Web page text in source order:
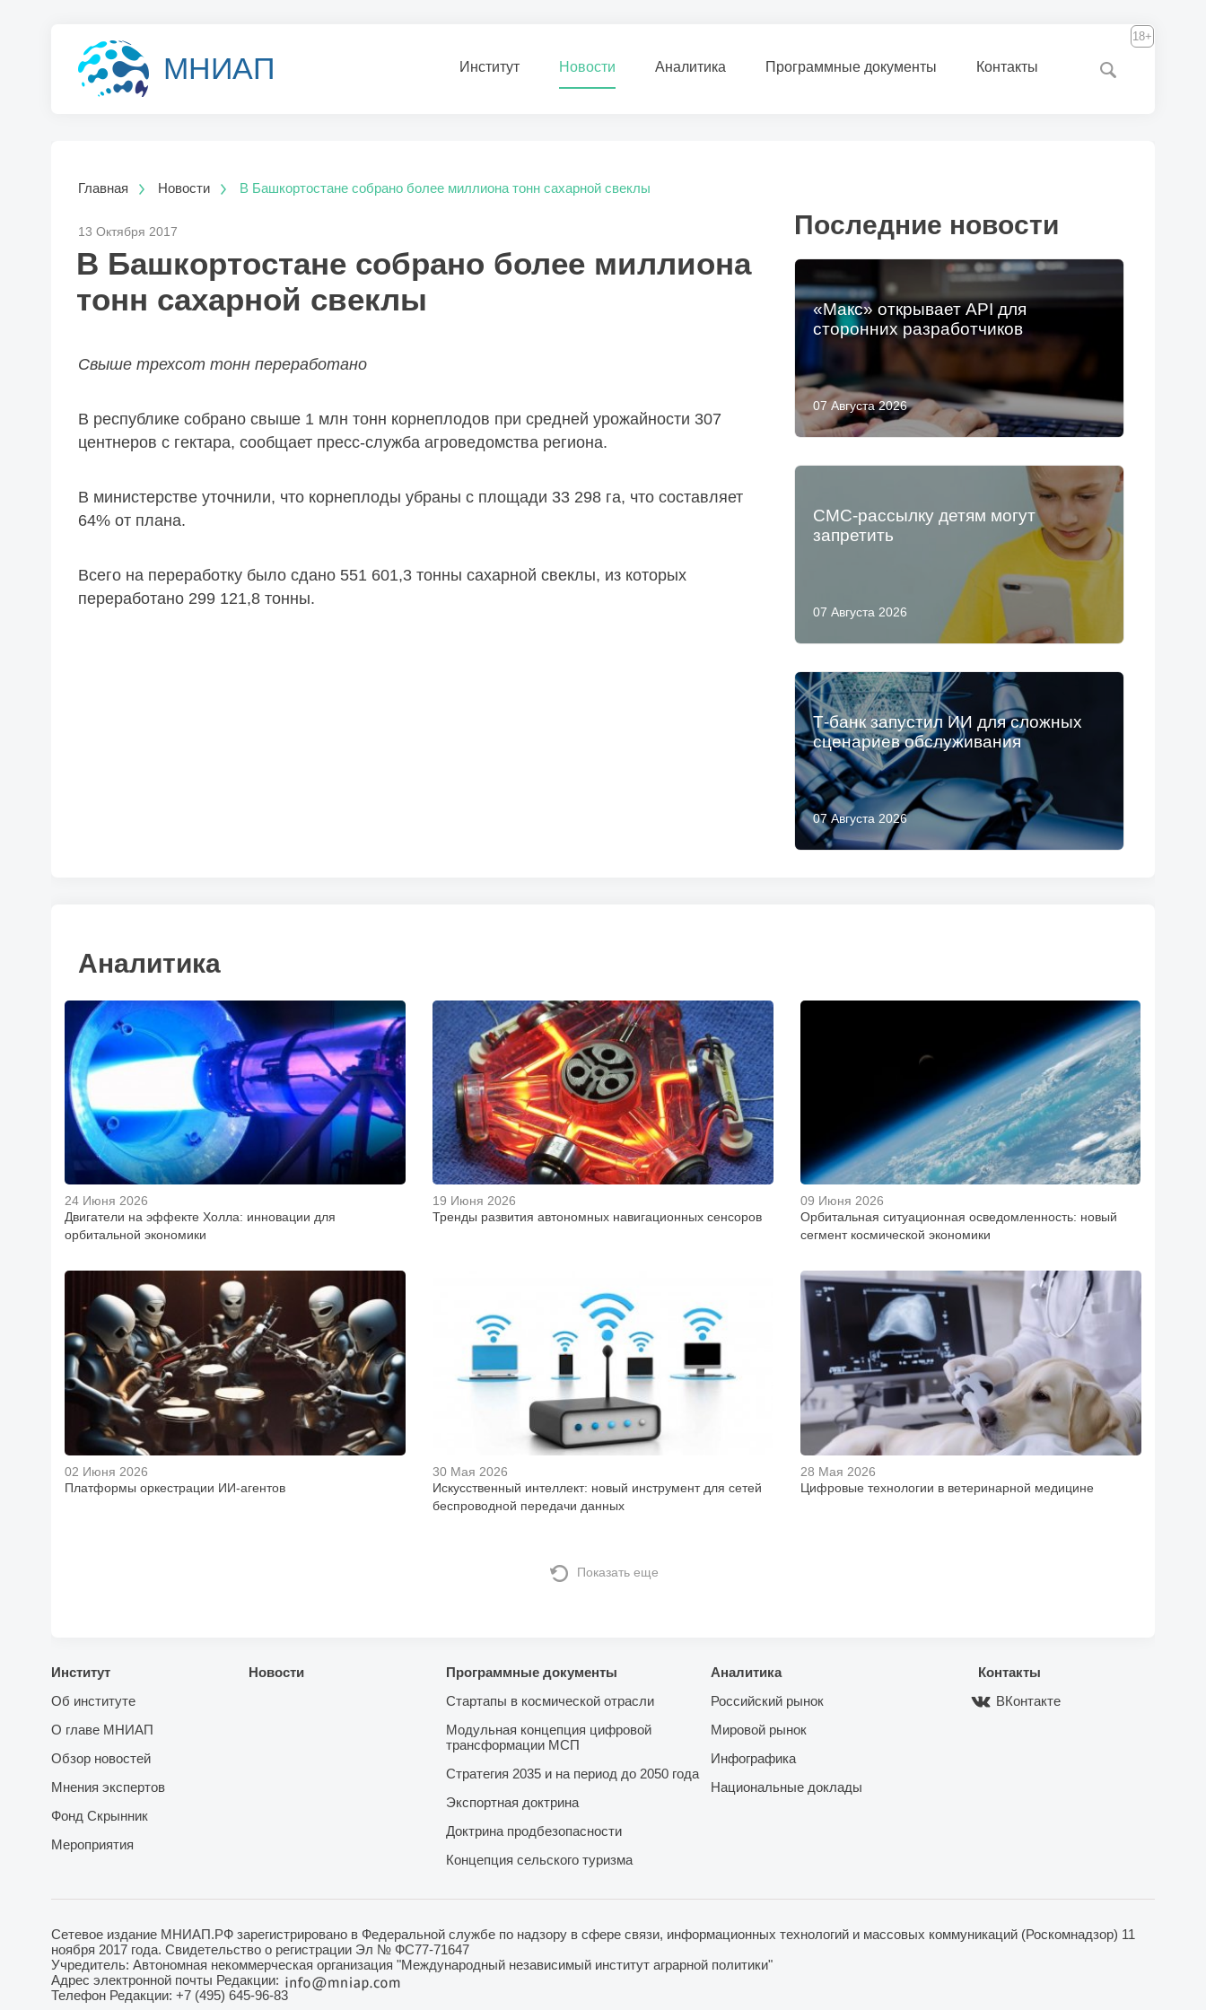
МНИАП Институт Новости Аналитика Программные документы Контакты
18+
Главная Новости В Башкортостане собрано более миллиона тонн сахарной свеклы
13 Октября 2017
В Башкортостане собрано более миллиона
тонн сахарной свеклы
Свыше трехсот тонн переработано
В республике собрано свыше 1 млн тонн корнеплодов при средней урожайности 307
центнеров с гектара, сообщает пресс-служба агроведомства региона.
В министерстве уточнили, что корнеплоды убраны с площади 33 298 га, что составляет
64% от плана.
Всего на переработку было сдано 551 601,3 тонны сахарной свеклы, из которых
переработано 299 121,8 тонны.
Последние новости
07 Августа 2026
«Макс» открывает API для
сторонних разработчиков
07 Августа 2026
СМС-рассылку детям могут
запретить
07 Августа 2026
Т-банк запустил ИИ для сложных
сценариев обслуживания
Аналитика
24 Июня 2026
Двигатели на эффекте Холла: инновации для
орбитальной экономики
19 Июня 2026
Тренды развития автономных навигационных сенсоров
09 Июня 2026
Орбитальная ситуационная осведомленность: новый
сегмент космической экономики
02 Июня 2026
Платформы оркестрации ИИ-агентов
30 Мая 2026
Искусственный интеллект: новый инструмент для сетей
беспроводной передачи данных
28 Мая 2026
Цифровые технологии в ветеринарной медицине
Показать еще
Институт
Об институте
О главе МНИАП
Обзор новостей
Мнения экспертов
Фонд Скрынник
Мероприятия
Новости
Программные документы
Стартапы в космической отрасли
Модульная концепция цифровой
трансформации МСП
Стратегия 2035 и на период до 2050 года
Экспортная доктрина
Доктрина продбезопасности
Концепция сельского туризма
Аналитика
Российский рынок
Мировой рынок
Инфографика
Национальные доклады
Контакты
ВКонтакте
Сетевое издание МНИАП.РФ зарегистрировано в Федеральной службе по надзору в сфере связи, информационных технологий и массовых коммуникаций (Роскомнадзор) 11
ноября 2017 года. Свидетельство о регистрации Эл № ФС77-71647
Учредитель: Автономная некоммерческая организация "Международный независимый институт аграрной политики"
Адрес электронной почты Редакции:
Телефон Редакции: +7 (495) 645-96-83